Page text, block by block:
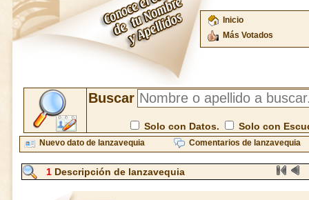
Inicio
Más Votados
Buscar
Solo con Datos. Solo con
Nuevo dato de lanzavequia Comentarios de lanzavequia
1 Descripción de lanzavequia